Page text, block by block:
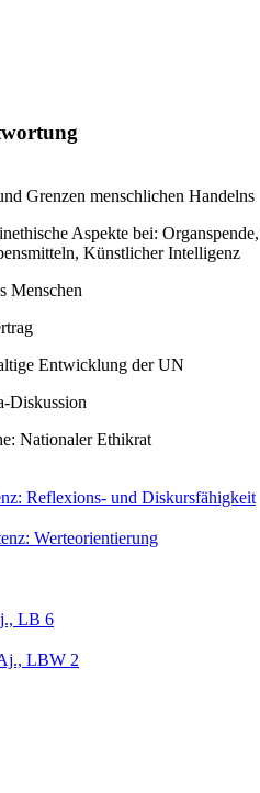
Grenzen menschlichen Handelns
Aspekte bei:
Künstlicher Intelligenz
Menschen
Entwicklung der UN
Diskussion
Nationaler Ethikrat
Reflexions- und Diskursfähigkeit
Werteorientierung
LB 6
LBW 2